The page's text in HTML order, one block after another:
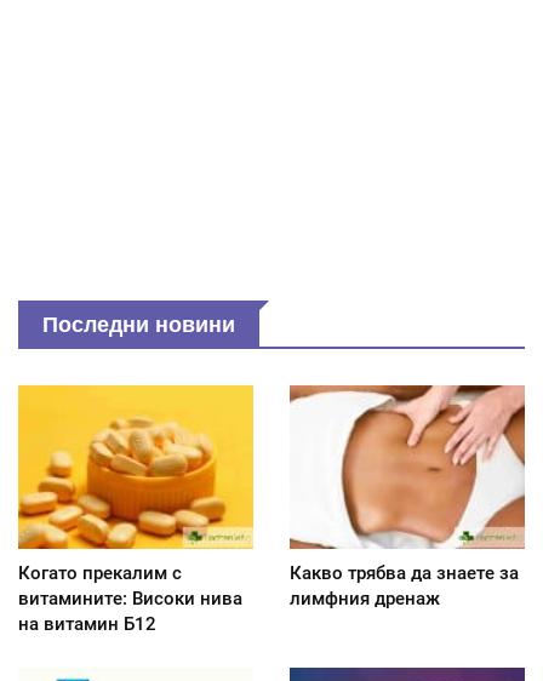
Последни новини
Когато прекалим с
витамините: Високи нива
на витамин Б12
Какво трябва да знаете за
лимфния дренаж